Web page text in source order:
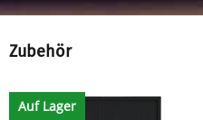
Zubehör
Auf Lager